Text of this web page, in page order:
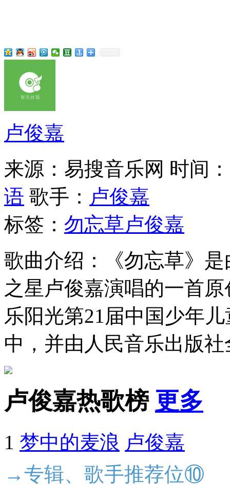
卢俊嘉
来源：易搜音乐网 时间
语 歌手： 卢俊嘉
标签： 勿忘草卢俊嘉
歌曲介绍：《勿忘草》
之星卢俊嘉演唱的一首
乐阳光第21届中国少年
中，并由人民音乐出版
卢俊嘉热歌榜 更多
1 梦中的麦浪 卢俊嘉
→专辑、歌手推荐位⑩